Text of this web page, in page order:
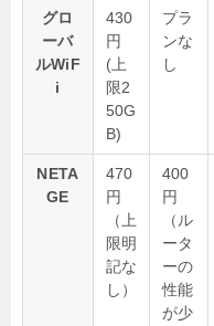
グロ
ーバ
ルWiF
i
430
円
(上
限2
50G
B)
プラ
ンな
し
NETA
GE
470
円
（上
限明
記な
し）
400
円
（ル
ータ
ーの
性能
が少